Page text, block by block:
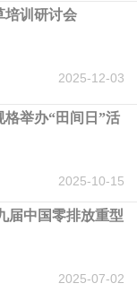
培训研讨会
2025-12-03
举办“田间日”活
2025-10-15
届中国零排放重型
2025-07-02